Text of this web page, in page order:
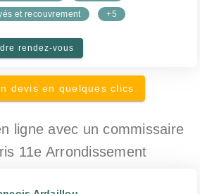
et recouvrement
+5
rendez-vous
devis en quelques clics
ligne avec un commissaire
11e Arrondissement